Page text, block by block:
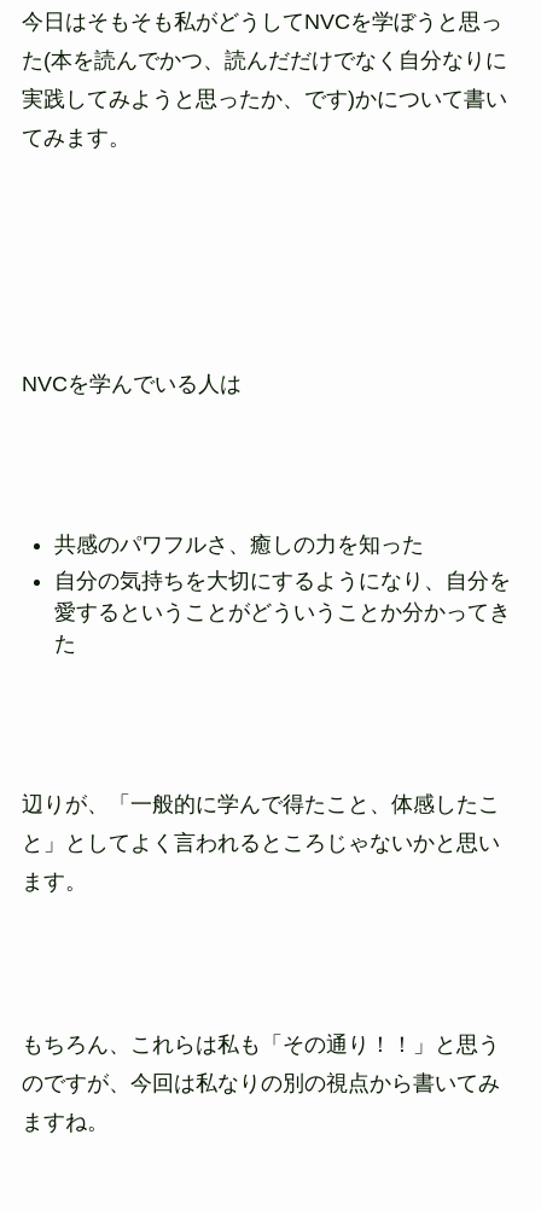
今日はそもそも私がどうしてNVCを学ぼうと思っ
た(本を読んでかつ、読んだだけでなく自分なりに
実践してみようと思ったか、です)かについて書い
てみます。
NVCを学んでいる人は
共感のパワフルさ、癒しの力を知った
自分の気持ちを大切にするようになり、自分を
愛するということがどういうことか分かってき
た
辺りが、「一般的に学んで得たこと、体感したこ
と」としてよく言われるところじゃないかと思い
ます。
もちろん、これらは私も「その通り！！」と思う
のですが、今回は私なりの別の視点から書いてみ
ますね。